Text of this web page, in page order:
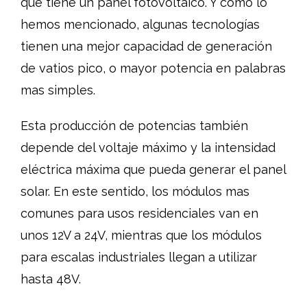
hemos mencionado, algunas tecnologías
tienen una mejor capacidad de generación
de vatios pico, o mayor potencia en palabras
mas simples.
Esta producción de potencias también
depende del voltaje máximo y la intensidad
eléctrica máxima que pueda generar el panel
solar. En este sentido, los módulos mas
comunes para usos residenciales van en
unos 12V a 24V, mientras que los módulos
para escalas industriales llegan a utilizar
hasta 48V.